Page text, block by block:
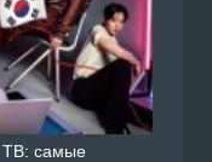
ТВ: самые